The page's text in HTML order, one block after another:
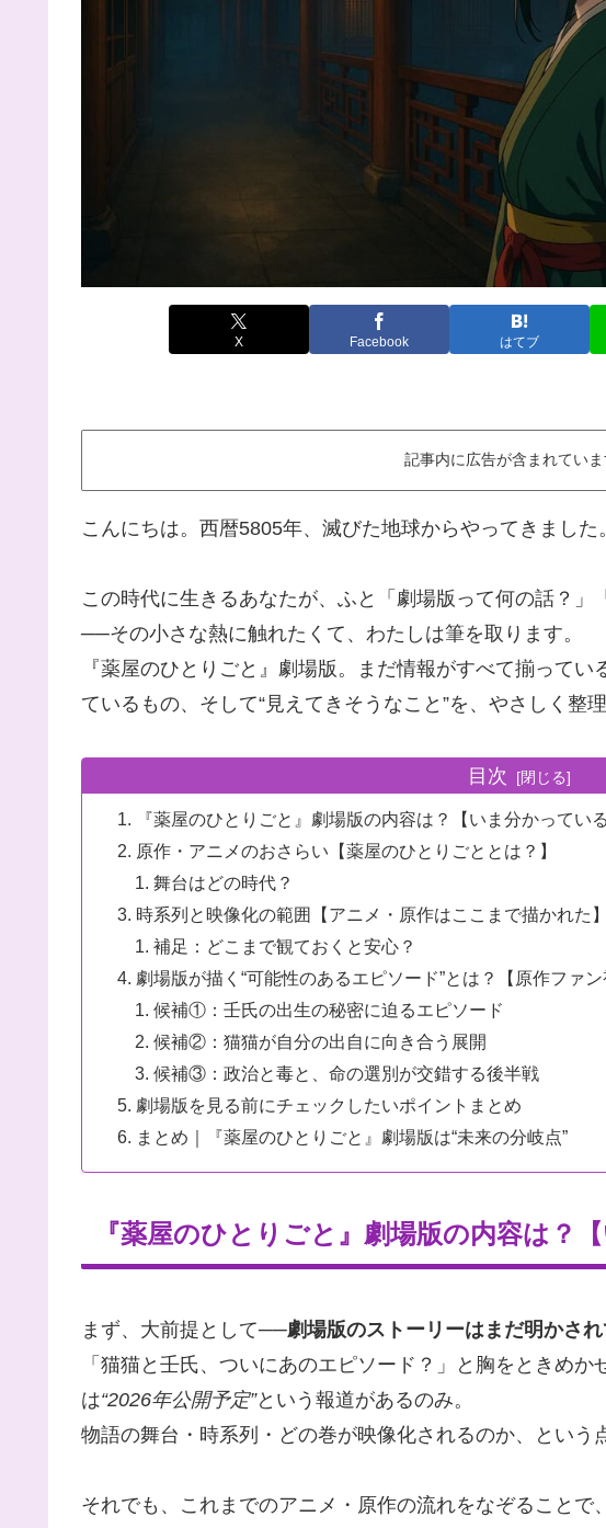
X Facebook はてブ
記事内に広告が含まれていま
こんにちは。西暦5805年、滅びた地球からやってきました
この時代に生きるあなたが、ふと「劇場版って何の話？」
──その小さな熱に触れたくて、わたしは筆を取ります。
『薬屋のひとりごと』劇場版。まだ情報がすべて揃って
ているもの、そして“見えてきそうなこと”を、やさしく整
目次
『薬屋のひとりごと』劇場版の内容は？【いま分かっている
原作・アニメのおさらい【薬屋のひとりごととは？】
舞台はどの時代？
時系列と映像化の範囲【アニメ・原作はここまで描かれた】
補足：どこまで観ておくと安心？
劇場版が描く“可能性のあるエピソード”とは？【原作ファン
候補①：壬氏の出生の秘密に迫るエピソード
候補②：猫猫が自分の出自に向き合う展開
候補③：政治と毒と、命の選別が交錯する後半戦
劇場版を見る前にチェックしたいポイントまとめ
まとめ｜『薬屋のひとりごと』劇場版は“未来の分岐点”
『薬屋のひとりごと』劇場版の内容は？
まず、大前提として──劇場版のストーリーはまだ明かされ
「猫猫と壬氏、ついにあのエピソード？」と胸をときめ
は“2026年公開予定”という報道があるのみ。
物語の舞台・時系列・どの巻が映像化されるのか、という
それでも、これまでのアニメ・原作の流れをなぞることで